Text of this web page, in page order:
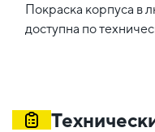
Покраска корпуса в
доступна по